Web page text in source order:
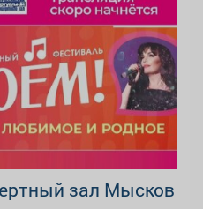
зал Мысков